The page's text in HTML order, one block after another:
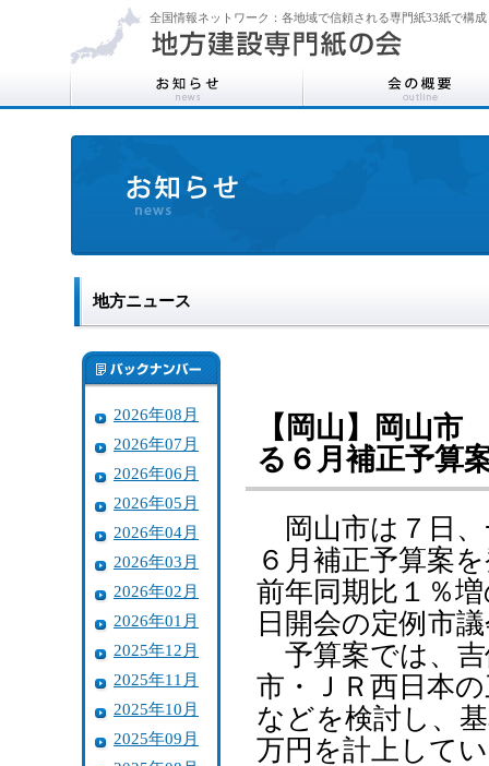
全国情報ネットワーク：各地域で信頼される専門紙33紙で構成
地方ニュース
2026年08月
2026年07月
2026年06月
2026年05月
2026年04月
2026年03月
2026年02月
2026年01月
2025年12月
2025年11月
2025年10月
2025年09月
【岡山】岡山
る６月補正予算
岡山市は７日、
６月補正予算案
前年同期比１％
日開会の定例市
予算案では、吉
市・ＪＲ西日本
などを検討し、
万円を計上して